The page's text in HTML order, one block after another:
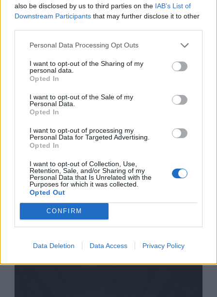
also be disclosed by us to third parties on the IAB’s List of
Downstream Participants that may further disclose it to other
Personal Data Processing Opt Outs
I want to opt-out of the Sharing of my
personal data.
Opted In
I want to opt-out of the Sale of my
Personal Data.
Opted In
I want to opt-out of processing my
Personal Data for Targeted Advertising.
Opted In
I want to opt-out of Collection, Use,
Retention, Sale, and/or Sharing of my
Personal Data that Is Unrelated with the
Purposes for which it was collected.
Opted Out
CONFIRM
Data Deletion Data Access Privacy Policy
Изпълнителният директор на Revolut
може да стане най-богатият
европеец
Какви са минималните заплати в
Европа